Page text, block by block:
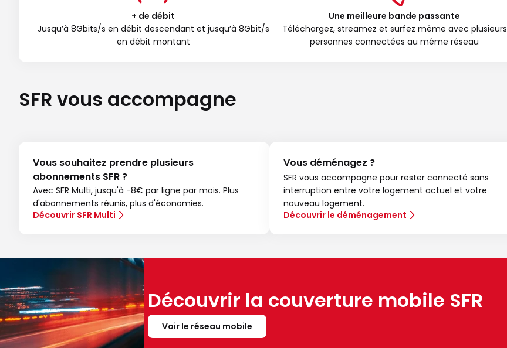
+ de débit
Jusqu’à 8Gbits/s en débit descendant et jusqu’à 8Gbit/s
en débit montant
Une meilleure bande passante
Téléchargez, streamez et surfez même avec plusieurs
personnes connectées au même réseau
SFR vous accompagne
Vous souhaitez prendre plusieurs
abonnements SFR ?
Avec SFR Multi, jusqu'à -8€ par ligne par mois. Plus
d'abonnements réunis, plus d'économies.
Découvrir SFR Multi
Vous déménagez ?
SFR vous accompagne pour rester connecté sans
interruption entre votre logement actuel et votre
nouveau logement.
Découvrir le déménagement
Découvrir la couverture mobile SFR
Voir le réseau mobile